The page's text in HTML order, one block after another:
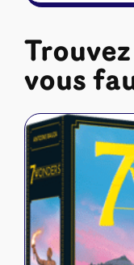
vous